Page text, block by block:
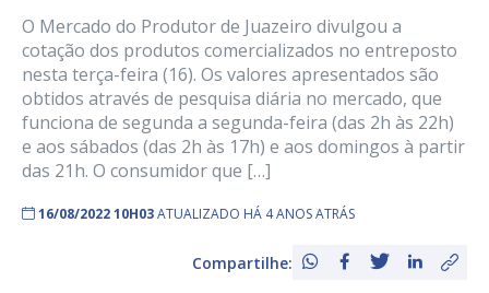
O Mercado do Produtor de Juazeiro divulgou a
cotação dos produtos comercializados no entreposto
nesta terça-feira (16). Os valores apresentados são
obtidos através de pesquisa diária no mercado, que
funciona de segunda a segunda-feira (das 2h às 22h)
e aos sábados (das 2h às 17h) e aos domingos à partir
das 21h. O consumidor que […]
16/08/2022 10H03ATUALIZADO HÁ 4 ANOS ATRÁS
Compartilhe: